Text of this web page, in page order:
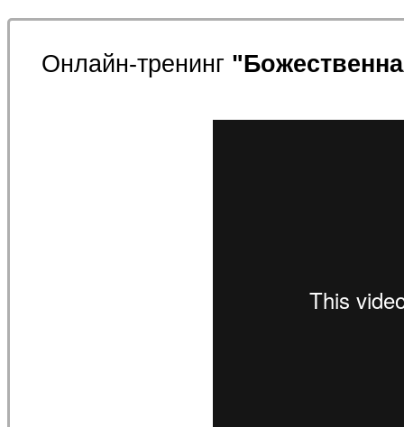
Онлайн-тренинг